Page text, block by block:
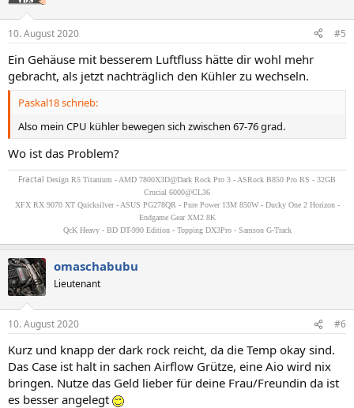
10. August 2020 #5
Ein Gehäuse mit besserem Luftfluss hätte dir wohl mehr
gebracht, als jetzt nachträglich den Kühler zu wechseln.
Paskal18 schrieb:
Also mein CPU kühler bewegen sich zwischen 67-76 grad.
Wo ist das Problem?
Fractal Design R5 Titanium - AMD 7800X3D@Dark Rock Pro 3 - ASRock B850 Pro RS - 32GB
Crucial 6000@CL36
XFX RX 9070 XT Quicksilver - ASUS PG278QR - Pure Power 13M 850W - Ducky One 2 Horizon -
Endgame Gear XM2 8K
QcK Heavy - BD DT-990 Edition - Topping DX3Pro - Samson G-Track
omaschabubu
Lieutenant
10. August 2020 #6
Kurz und knapp der dark rock reicht, da die Temp okay sind.
Das Case ist halt in sachen Airflow Grütze, eine Aio wird nix
bringen. Nutze das Geld lieber für deine Frau/Freundin da ist
es besser angelegt